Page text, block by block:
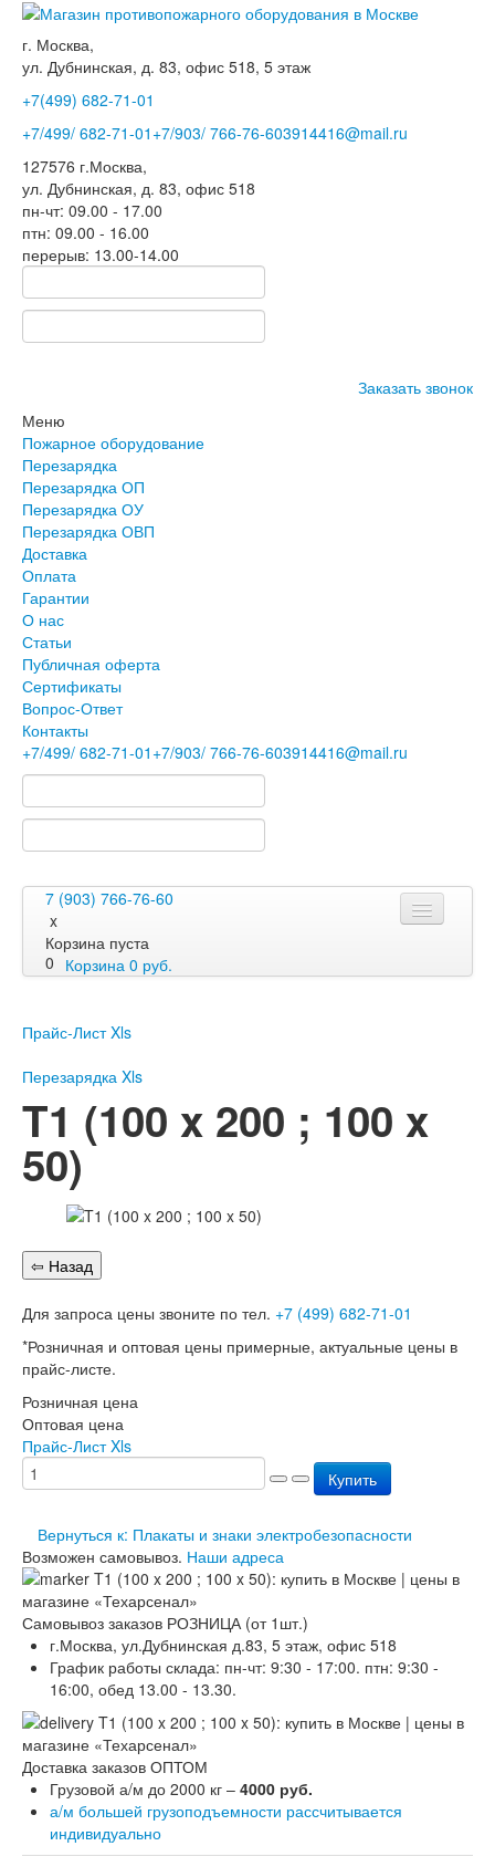
г. Москва,
ул. Дубнинская, д. 83, офис 518, 5 этаж
+7(499) 682-71-01
+7/499/ 682-71-01 +7/903/ 766-76-603914416@mail.ru
127576 г.Москва,
ул. Дубнинская, д. 83, офис 518
пн-чт: 09.00 - 17.00
птн: 09.00 - 16.00
перерыв: 13.00-14.00
Заказать звонок
Меню
Пожарное оборудование
Перезарядка
Перезарядка ОП
Перезарядка ОУ
Перезарядка ОВП
Доставка
Оплата
Гарантии
О нас
Статьи
Публичная оферта
Сертификаты
Вопрос-Ответ
Контакты
+7/499/ 682-71-01 +7/903/ 766-76-603914416@mail.ru
7 (903) 766-76-60
x
Корзина пуста
0 Корзина 0 руб.
Перезарядка
Перезарядка ОП
Перезарядка ОВП
Доставка
Оплата
О нас
Статьи
Публичная оферта
Сертификаты
Контакты
Пожарное оборудование
Перезарядка ОУ
Перезарядка ОВП
Доставка
Оплата
Гарантии
Статьи
Публичная оферта
Сертификаты
Вопрос-Ответ
Контакты
Прайс-Лист Xls
Перезарядка Xls
T1 (100 x 200 ; 100 x
50)
Для запроса цены звоните по тел. +7 (499) 682-71-01
*Розничная и оптовая цены примерные, актуальные цены в
прайс-листе.
Розничная цена
Оптовая цена
Прайс-Лист Xls
Купить
Вернуться к: Плакаты и знаки электробезопасности
Возможен самовывоз. Наши адреса
Самовывоз заказов РОЗНИЦА (от 1шт.)
г.Москва, ул.Дубнинская д.83, 5 этаж, офис 518
График работы склада: пн-чт: 9:30 - 17:00. птн: 9:30 -
16:00, обед 13.00 - 13.30.
Доставка заказов ОПТОМ
Грузовой а/м до 2000 кг – 4000 руб.
а/м большей грузоподъемности рассчитывается
индивидуально